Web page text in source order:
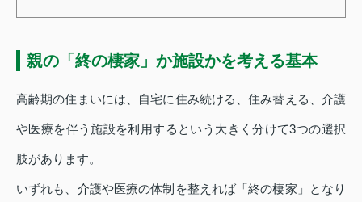
親の「終の棲家」か施設かを考える基本
高齢期の住まいには、自宅に住み続ける、住み替える、介護
や医療を伴う施設を利用するという大きく分けて3つの選択
肢があります。
いずれも、介護や医療の体制を整えれば「終の棲家」となり